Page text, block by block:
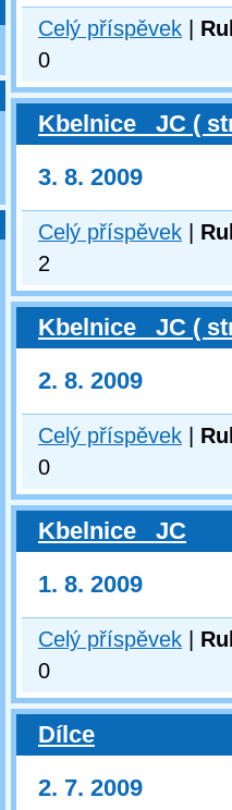
Celý příspěvek
0
Kbelnice _JC (
3. 8. 2009
Celý příspěvek
2
Kbelnice _JC (
2. 8. 2009
Celý příspěvek
0
Kbelnice _JC
1. 8. 2009
Celý příspěvek
0
Dílce
2. 7. 2009